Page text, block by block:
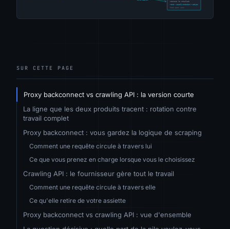
SUR CETTE PAGE
Proxy backconnect vs crawling API : la version courte
La ligne que les deux produits tracent : rotation contre
travail complet
Proxy backconnect : vous gardez la logique de scraping
Comment une requête circule à travers lui
Ce que vous prenez en charge lorsque vous le choisissez
Crawling API : le fournisseur gère tout le travail
Comment une requête circule à travers elle
Ce qu'elle retire de votre assiette
Proxy backconnect vs crawling API : vue d'ensemble